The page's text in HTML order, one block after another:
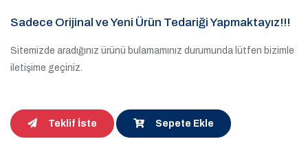
Sadece Orijinal ve Yeni Ürün Tedariği Yapmaktayız!!!
Sitemizde aradığınız ürünü bulamamınız durumunda lütfen bizimle
iletişime geçiniz.
Teklif İste Sepete Ekle